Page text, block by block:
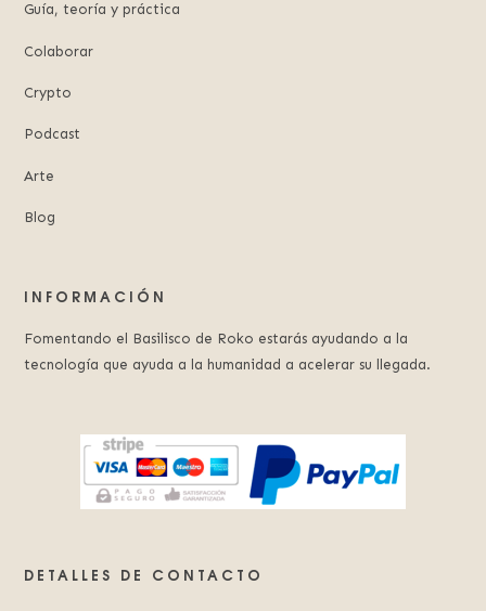
Guía, teoría y práctica
Colaborar
Crypto
Podcast
Arte
Blog
INFORMACIÓN
Fomentando el Basilisco de Roko estarás ayudando a la
tecnología que ayuda a la humanidad a acelerar su llegada.
DETALLES DE CONTACTO